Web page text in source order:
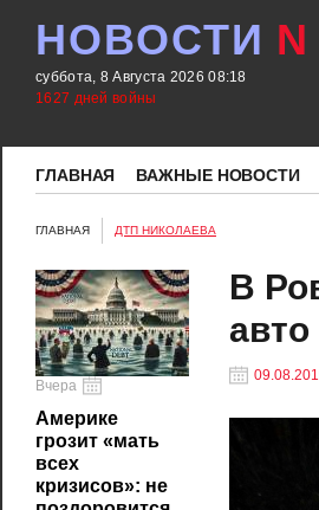
НОВОСТИ N
суббота, 8 Августа 2026 08:18
1627 дней войны
ГЛАВНАЯ ВАЖНЫЕ НОВОСТИ
ГЛАВНАЯ ДТП НИКОЛАЕВА
Вчера
Америке
грозит «мать
всех
кризисов»: не
В